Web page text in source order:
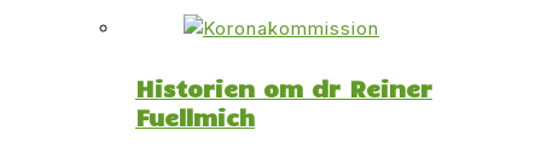
Historien om dr Reiner
Fuellmich